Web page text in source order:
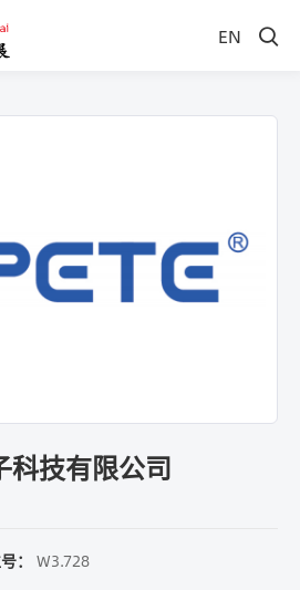
EN
科技有限公司
： W3.728